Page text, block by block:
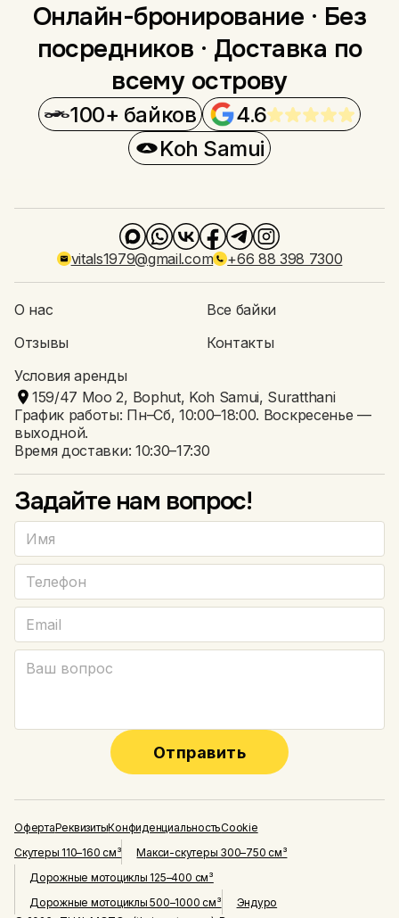
Онлайн-бронирование · Без
посредников · Доставка по
всему острову
100+ байков
4.6
Koh Samui
vitals1979@gmail.com +66 88 398 7300
О нас
Все байки
Отзывы
Контакты
Условия аренды
159/47 Moo 2, Bophut, Koh Samui, Suratthani
График работы: Пн–Сб, 10:00–18:00. Воскресенье —
выходной.
Время доставки: 10:30–17:30
Задайте нам вопрос!
Отправить
ОфертаРеквизитыКонфиденциальностьCookie
Скутеры 110–160 см³
Макси-скутеры 300–750 см³
Дорожные мотоциклы 125–400 см³
Дорожные мотоциклы 500–1000 см³
Эндуро